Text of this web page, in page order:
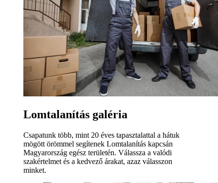
Lomtalanítás galéria
Csapatunk több, mint 20 éves tapasztalattal a hátuk
mögött örömmel segítenek Lomtalanítás kapcsán
Magyarország egész területén. Válassza a valódi
szakértelmet és a kedvező árakat, azaz válasszon
minket.